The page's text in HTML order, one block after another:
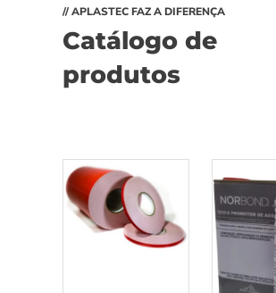
// APLASTEC FAZ A DIFERENÇA
Catálogo de
produtos